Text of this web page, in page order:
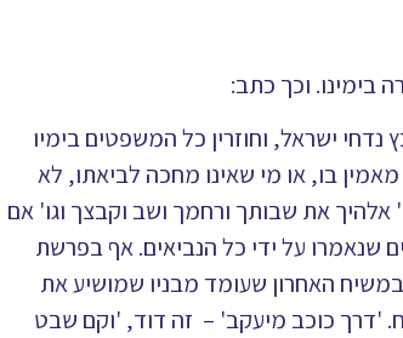
בימינו. וכך כתב:
ישראל, וחוזרין כל המשפטים בימיו
מאמין בו, או מי שאינו מחכה לביאתו, לא
את שבותך ורחמך ושב וקבצך וגו' אם
שנאמרו על ידי כל הנביאים. אף בפרשת
האחרון שעומד מבניו שמושיע את
'דרך כוכב מיעקב' – זה דוד, 'וקם שבט